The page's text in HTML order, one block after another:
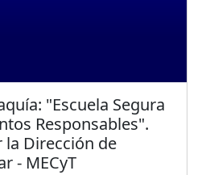
"Escuela Segura
Responsables".
Dirección de
- MECyT